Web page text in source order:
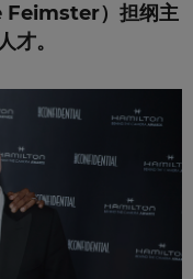
Feimster）担纲主
才。